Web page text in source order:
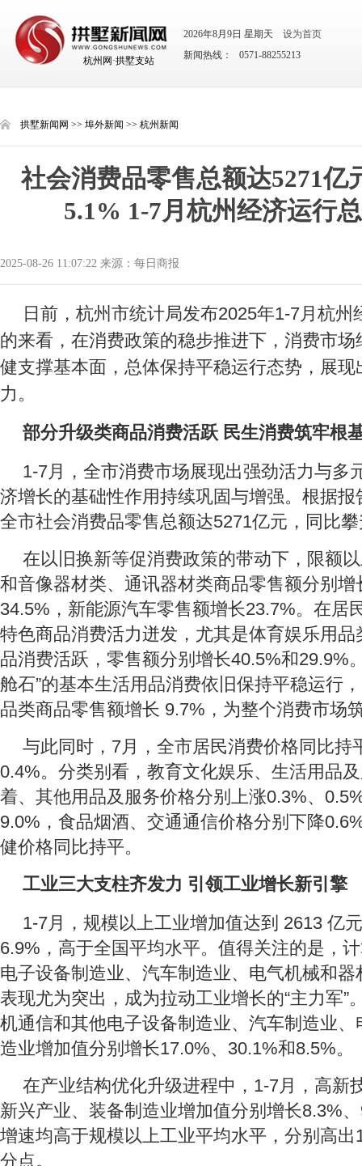
杭州网·拱墅支站
2026年8月9日 星期天
设为首页
新闻热线： 0571-88255213
拱墅新闻网 >> 埠外新闻 >> 杭州新闻
社会消费品零售总额达5271亿
5.1% 1-7月杭州经济运行
2025-08-26 11:07:22 来源：每日商报
日前，杭州市统计局发布2025年1-7月杭州
的来看，在消费政策的稳步推进下，消费市
健支撑基本面，总体保持平稳运行态势，展
力。
部分升级类商品消费活跃 民生消费筑牢根
1-7月，全市消费市场展现出强劲活力与多
济增长的基础性作用持续巩固与增强。根据报
全市社会消费品零售总额达5271亿元，同比
在以旧换新等促消费政策的带动下，限额
和音像器材类、通讯器材类商品零售额分别增
34.5%，新能源汽车零售额增长23.7%。在居
特色商品消费活力迸发，尤其是体育娱乐用
品消费活跃，零售额分别增长40.5%和29.9%
舱石”的基本生活用品消费依旧保持平稳运行
品类商品零售额增长 9.7%，为整个消费市场
与此同时，7月，全市居民消费价格同比持
0.4%。分类别看，教育文化娱乐、生活用品
着、其他用品及服务价格分别上涨0.3%、
9.0%，食品烟酒、交通通信价格分别下降
健价格同比持平。
工业三大支柱齐发力 引领工业增长新引擎
1-7月，规模以上工业增加值达到 2613 亿
6.9%，高于全国平均水平。值得关注的是，
电子设备制造业、汽车制造业、电气机械和
表现尤为突出，成为拉动工业增长的“主力军”
机通信和其他电子设备制造业、汽车制造业
造业增加值分别增长17.0%、30.1%和8.5%。
在产业结构优化升级进程中，1-7月，高新
新兴产业、装备制造业增加值分别增长8.3%
增速均高于规模以上工业平均水平，分别高出
分点。